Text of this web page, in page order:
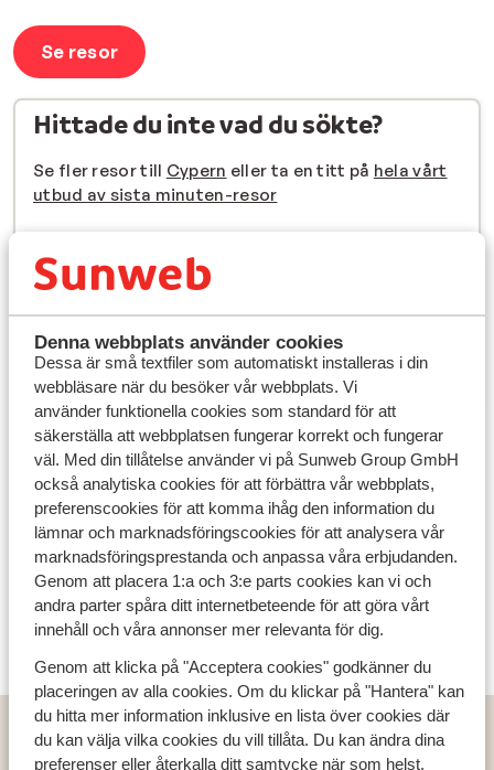
Denna webbplats använder cookies
Dessa är små textfiler som automatiskt installeras i din
webbläsare när du besöker vår webbplats. Vi
använder funktionella cookies som standard för att
säkerställa att webbplatsen fungerar korrekt och fungerar
väl. Med din tillåtelse använder vi på Sunweb Group GmbH
också analytiska cookies för att förbättra vår webbplats,
preferenscookies för att komma ihåg den information du
lämnar och marknadsföringscookies för att analysera vår
marknadsföringsprestanda och anpassa våra erbjudanden.
Genom att placera 1:a och 3:e parts cookies kan vi och
andra parter spåra ditt internetbeteende för att göra vårt
innehåll och våra annonser mer relevanta för dig.
Genom att klicka på "Acceptera cookies" godkänner du
placeringen av alla cookies. Om du klickar på "Hantera" kan
du hitta mer information inklusive en lista över cookies där
du kan välja vilka cookies du vill tillåta. Du kan ändra dina
preferenser eller återkalla ditt samtycke när som helst.
Se resor
Hittade du inte vad du sökte?
Se fler resor till Cypern eller ta en titt på hela vårt
utbud av sista minuten-resor
Turkiets sydkust
Kreta
Rhodos
Mallorca
Hitta din sista minuten-resa
Populära länder
Grekland